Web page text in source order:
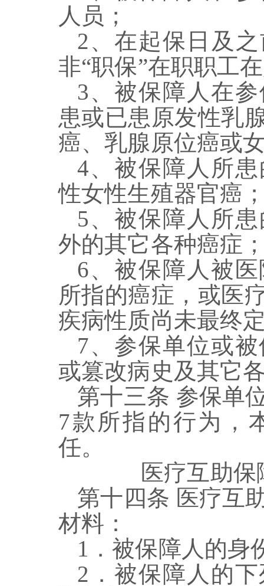
人员；
2、在起保日及
非“职保”在职职工在
3、 被保障人在
患或已患 原发性乳
癌、乳腺原位癌或
4、 被保障人所
性女性生殖器官癌
5、 被保障人所
外的其它各种癌症
6、 被保障人被
所指的癌症 ，或医
疾病性质尚未最终
7、参保单位或
或篡改病史及其它
第十三条 参保单
7款所指的行为，
任。
医疗互助
第十四条 医疗互
材料：
1 ．被保障人的身
2 ．被保障人的